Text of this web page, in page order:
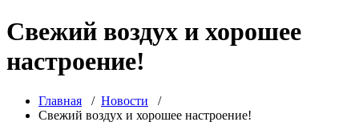
Свежий воздух и хорошее
настроение!
Главная / Новости /
Свежий воздух и хорошее настроение!